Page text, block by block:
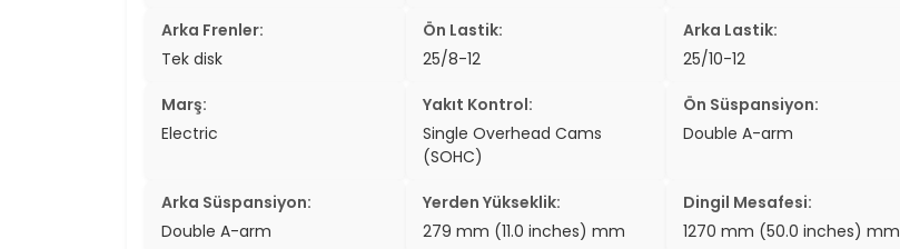
two_wheeler
search
Arka Frenler:
Tek disk
Ön Lastik:
25/8-12
Arka Lastik:
25/10-12
Marş:
Electric
Yakıt Kontrol:
Single Overhead Cams
(SOHC)
Ön Süspansiyon:
Double A-arm
Arka Süspansiyon:
Double A-arm
Yerden Yükseklik:
279 mm (11.0 inches) mm
Dingil Mesafesi:
1270 mm (50.0 inches) mm